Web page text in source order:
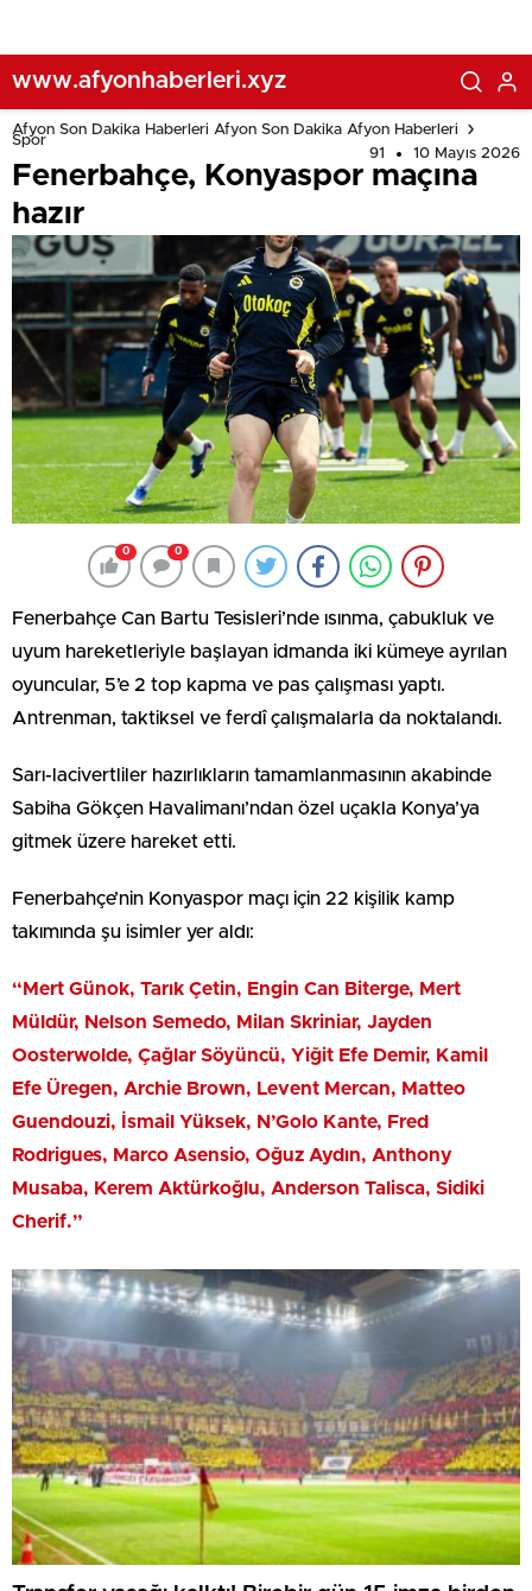
www.afyonhaberleri.xyz
Afyon Son Dakika Haberleri Afyon Son Dakika Afyon Haberleri
Spor
91
10 Mayıs 2026
Fenerbahçe, Konyaspor maçına
hazır
0 0
Fenerbahçe Can Bartu Tesisleri’nde ısınma, çabukluk ve
uyum hareketleriyle başlayan idmanda iki kümeye ayrılan
oyuncular, 5’e 2 top kapma ve pas çalışması yaptı.
Antrenman, taktiksel ve ferdî çalışmalarla da noktalandı.
Sarı-lacivertliler hazırlıkların tamamlanmasının akabinde
Sabiha Gökçen Havalimanı’ndan özel uçakla Konya’ya
gitmek üzere hareket etti.
Fenerbahçe’nin Konyaspor maçı için 22 kişilik kamp
takımında şu isimler yer aldı:
“Mert Günok, Tarık Çetin, Engin Can Biterge, Mert
Müldür, Nelson Semedo, Milan Skriniar, Jayden
Oosterwolde, Çağlar Söyüncü, Yiğit Efe Demir, Kamil
Efe Üregen, Archie Brown, Levent Mercan, Matteo
Guendouzi, İsmail Yüksek, N’Golo Kante, Fred
Rodrigues, Marco Asensio, Oğuz Aydın, Anthony
Musaba, Kerem Aktürkoğlu, Anderson Talisca, Sidiki
Cherif.”